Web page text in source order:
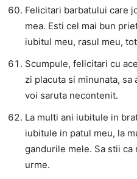
Felicitari barbatului care
mea. Esti cel mai bun
iubitul meu, rasul meu,
Scumpule, felicitari cu
zi placuta si minunata, sa
voi saruta necontenit.
La multi ani iubitule in
iubitule in patul meu, la
gandurile mele. Sa stii ca
urme.